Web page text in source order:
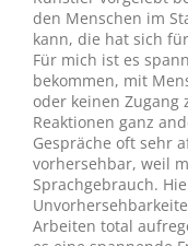
den Menschen im
kann, die hat sich
Für mich ist es
bekommen, mit
oder keinen Zugang
Reaktionen ganz
Gespräche oft sehr
vorhersehbar, weil
Sprachgebrauch.
Arbeiten total